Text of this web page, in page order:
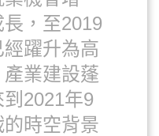
，至2019
躍升為高
業建設蓬
2021年9
時空背景